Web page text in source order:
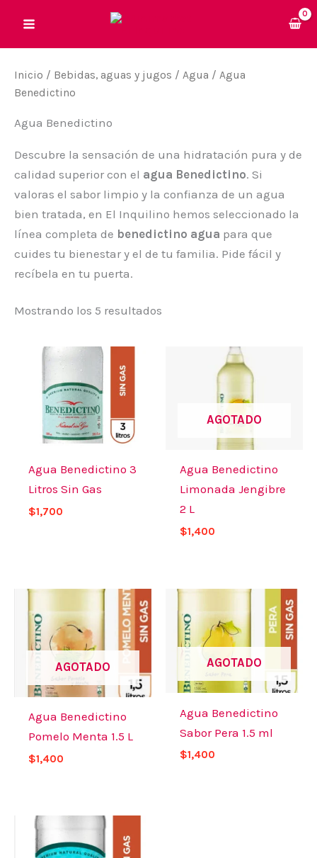
contenido
Inicio / Bebidas, aguas y jugos / Agua / Agua
Benedictino
Agua Benedictino
Descubre la sensación de una hidratación pura y de
calidad superior con el agua Benedictino. Si
valoras el sabor limpio y la confianza de un agua
bien tratada, en El Inquilino hemos seleccionado la
línea completa de benedictino agua para que
cuides tu bienestar y el de tu familia. Pide fácil y
recíbela en tu puerta.
Mostrando los 5 resultados
Agua Benedictino 3
Litros Sin Gas
$1,700
AGOTADO
Agua Benedictino
Limonada Jengibre
2 L
$1,400
AGOTADO
Agua Benedictino
Pomelo Menta 1.5 L
$1,400
AGOTADO
Agua Benedictino
Sabor Pera 1.5 ml
$1,400